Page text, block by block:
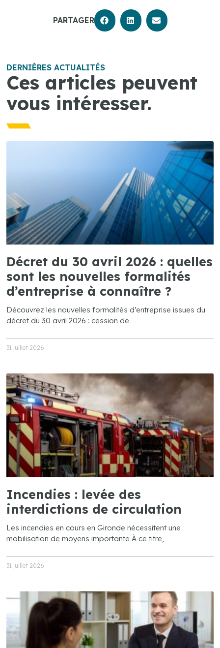
PARTAGER
DERNIÈRES ACTUALITÉS
Ces articles peuvent
vous intéresser.
Décret du 30 avril 2026 : quelles
sont les nouvelles formalités
d’entreprise à connaître ?
Découvrez les nouvelles formalités d’entreprise issues du
décret du 30 avril 2026 : cession de
31 juillet 2026
Incendies : levée des
interdictions de circulation
Les incendies en cours en Gironde nécessitent une
mobilisation de moyens importante À ce titre,
31 juillet 2026